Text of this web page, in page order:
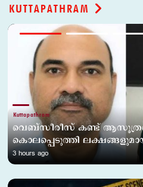
KUTTAPATHRAM
Kuttapathram
വെബ്സീരീസ് കണ്ട്
കൊലപ്പെടുത്തി
3 hours ago